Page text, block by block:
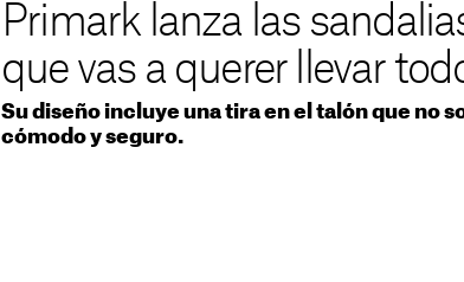
Primark lanza las
que vas a querer llevar
Su diseño incluye una tira en el talón que no
cómodo y seguro.